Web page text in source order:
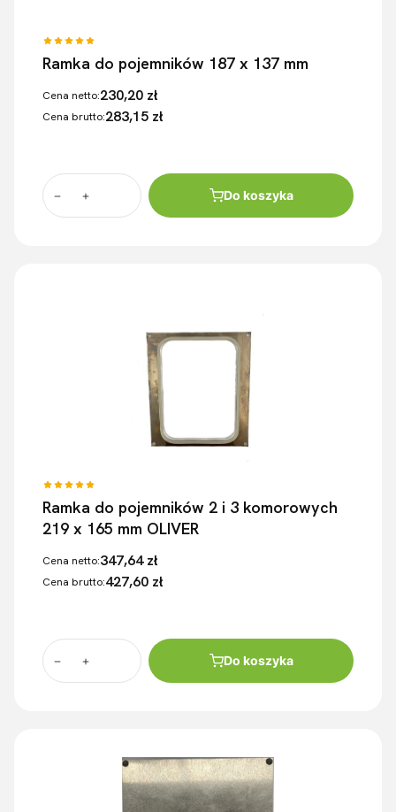
Ramka do pojemników 187 x 137 mm
Cena netto:230,20 zł
Cena brutto:283,15 zł
Do koszyka
Ramka do pojemników 2 i 3 komorowych
219 x 165 mm OLIVER
Cena netto:347,64 zł
Cena brutto:427,60 zł
Do koszyka